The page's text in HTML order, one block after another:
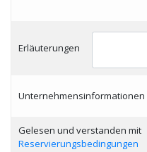
Erläuterungen
Unternehmensinformationen
Gelesen und verstanden mit
Reservierungsbedingungen